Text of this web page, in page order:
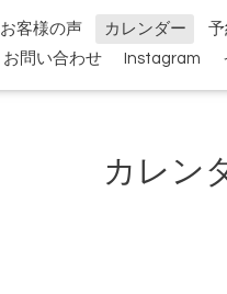
お客様の声 カレンダー 予
お問い合わせ
Instagram
カレン